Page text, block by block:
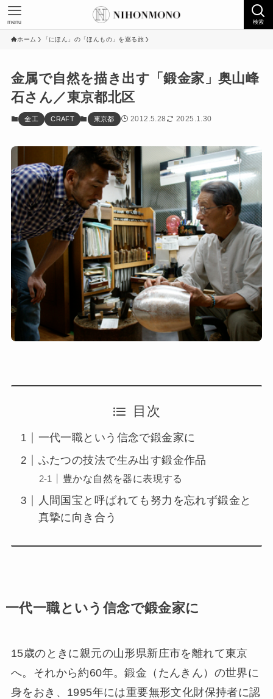
検索
menu
ホーム 「にほん」の「ほんもの」を巡る旅
金属で自然を描き出す「鍛金家」奥山峰
石さん／東京都北区
金工 CRAFT 東京都 2012.5.28 2025.1.30
目次
一代一職という信念で鍛金家に
ふたつの技法で生み出す鍛金作品
豊かな自然を器に表現する
人間国宝と呼ばれても努力を忘れず鍛金と
真摯に向き合う
一代一職という信念で鍛金家に
15歳のときに親元の山形県新庄市を離れて東京
へ。それから約60年。鍛金（たんきん）の世界に
身をおき、1995年には重要無形文化財保持者に認